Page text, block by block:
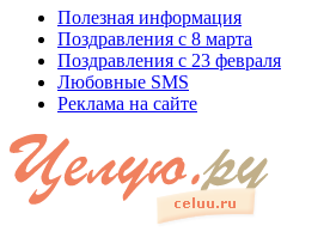
Полезная информация
Поздравления с 8 марта
Поздравления с 23 февраля
Любовные SMS
Реклама на сайте